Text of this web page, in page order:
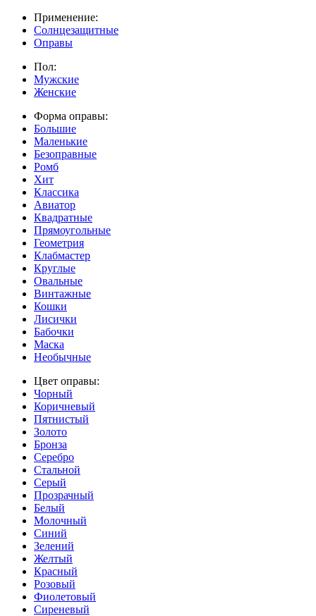
Применение:
Солнцезащитные
Оправы
Пол:
Мужские
Женские
Форма оправы:
Большие
Маленькие
Безоправные
Ромб
Хит
Классика
Авиатор
Квадратные
Прямоугольные
Геометрия
Клабмастер
Круглые
Овальные
Винтажные
Кошки
Лисички
Бабочки
Маска
Необычные
Цвет оправы:
Чорный
Коричневый
Пятнистый
Золото
Бронза
Серебро
Стальной
Серый
Прозрачный
Белый
Молочный
Синий
Зелений
Желтый
Красный
Розовый
Фиолетовый
Сиреневый